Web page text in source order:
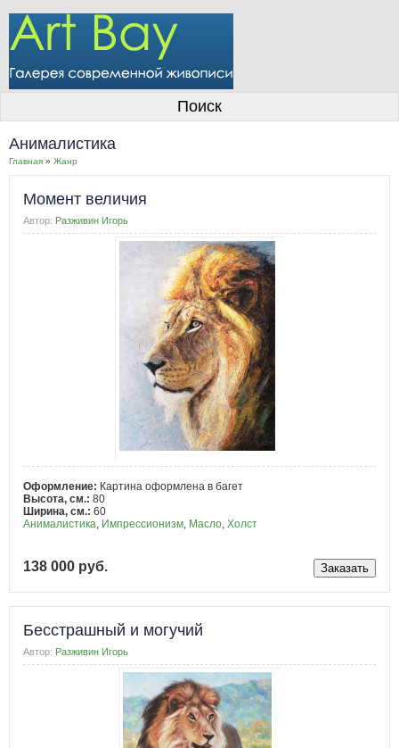
Информация для покупателей
Размещение работ
Контакты
Поиск
Анималистика
Главная » Жанр
Момент величия
Автор: Разживин Игорь
Оформление: Картина оформлена в багет
Высота, см.: 80
Ширина, см.: 60
Анималистика, Импрессионизм, Масло, Холст
138 000 руб.
Бесстрашный и могучий
Автор: Разживин Игорь